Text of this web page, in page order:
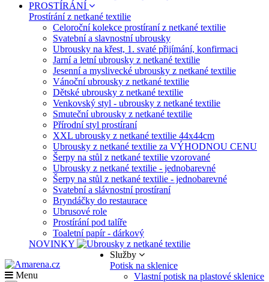
PROSTÍRÁNÍ
Prostírání z netkané textilie
Celoroční kolekce prostíraní z netkané textilie
Svatební a slavnostní ubrousky
Ubrousky na křest, 1. svaté přijímání, konfirmaci
Jarní a letní ubrousky z netkané textilie
Jesenní a myslivecké ubrousky z netkané textilie
Vánoční ubrousky z netkané textilie
Dětské ubrousky z netkané textilie
Venkovský styl - ubrousky z netkané textilie
Smuteční ubrousky z netkané textilie
Přírodní styl prostíraní
XXL ubrousky z netkané textilie 44x44cm
Ubrousky z netkané textilie za VÝHODNOU CENU
Šerpy na stůl z netkané textilie vzorované
Ubrousky z netkané textilie - jednobarevné
Šerpy na stůl z netkané textilie - jednobarevné
Svatební a slávnostní prostíraní
Bryndáčky do restaurace
Ubrusové role
Prostírání pod talíře
Toaletní papír - dárkový
NOVINKY
Služby
Potisk na sklenice
Vlastní potisk na plastové sklenice
Menu